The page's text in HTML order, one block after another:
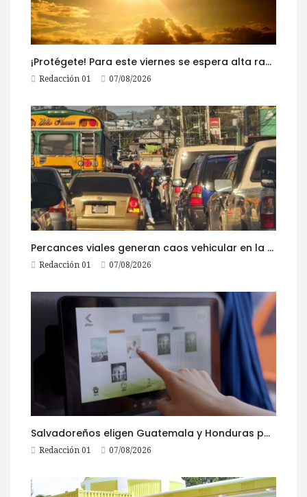
¡Protégete! Para este viernes se espera alta radiación solar
Redacción 01 07/08/2026
Percances viales generan caos vehicular en la ruta al Pacífico este viernes
Redacción 01 07/08/2026
Salvadoreños eligen Guatemala y Honduras para viajar durante las Fiestas Agostinas
Redacción 01 07/08/2026